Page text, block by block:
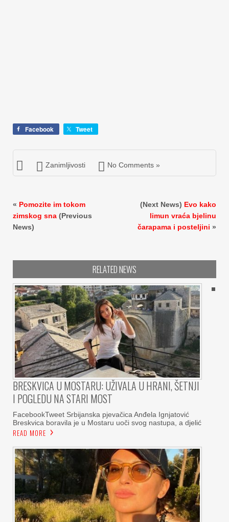
Facebook Tweet
Zanimljivosti No Comments »
« Pomozite im tokom
zimskog sna (Previous
News)
(Next News) Evo kako
limun vraća bjelinu
čarapama i posteljini »
RELATED NEWS
BRESKVICA U MOSTARU: UŽIVALA U HRANI, ŠETNJI
I POGLEDU NA STARI MOST
FacebookTweet Srbijanska pjevačica Anđela Ignjatović
Breskvica boravila je u Mostaru uoči svog nastupa, a djelić
READ MORE